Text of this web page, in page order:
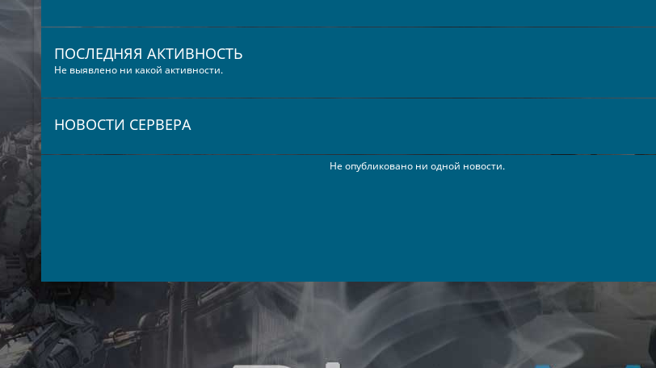
ПОСЛЕДНЯЯ АКТИВНОСТЬ
Не выявлено ни какой активности.
НОВОСТИ СЕРВЕРА
Не опубликовано ни одной новости.